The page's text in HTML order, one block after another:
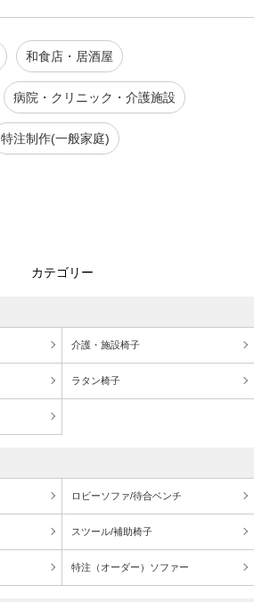
和食店・居酒屋
病院・クリニック・介護施設
特注制作(一般家庭)
カテゴリー
介護・施設椅子
ラタン椅子
ロビーソファ/待合ベンチ
スツール/補助椅子
特注（オーダー）ソファー